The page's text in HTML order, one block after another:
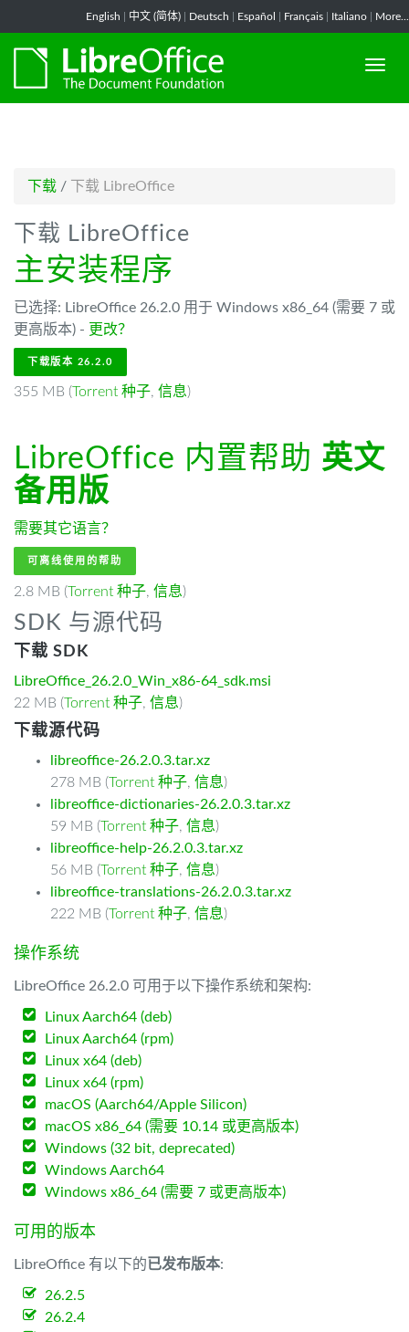
English 中文 (简体) Deutsch Español Français Italiano More...
下载 / 下载 LibreOffice
下载 LibreOffice
主安装程序
已选择: LibreOffice 26.2.0 用于 Windows x86_64 (需要 7 或
更高版本) - 更改？
下载版本 26.2.0
355 MB (Torrent 种子, 信息)
LibreOffice 内置帮助 英文
备用版
需要其它语言？
可离线使用的帮助
2.8 MB (Torrent 种子, 信息)
SDK 与源代码
下载 SDK
LibreOffice_26.2.0_Win_x86-64_sdk.msi
22 MB (Torrent 种子, 信息)
下载源代码
libreoffice-26.2.0.3.tar.xz
278 MB (Torrent 种子, 信息)
libreoffice-dictionaries-26.2.0.3.tar.xz
59 MB (Torrent 种子, 信息)
libreoffice-help-26.2.0.3.tar.xz
56 MB (Torrent 种子, 信息)
libreoffice-translations-26.2.0.3.tar.xz
222 MB (Torrent 种子, 信息)
操作系统
LibreOffice 26.2.0 可用于以下操作系统和架构:
Linux Aarch64 (deb)
Linux Aarch64 (rpm)
Linux x64 (deb)
Linux x64 (rpm)
macOS (Aarch64/Apple Silicon)
macOS x86_64 (需要 10.14 或更高版本)
Windows (32 bit, deprecated)
Windows Aarch64
Windows x86_64 (需要 7 或更高版本)
可用的版本
LibreOffice 有以下的已发布版本:
26.2.5
26.2.4